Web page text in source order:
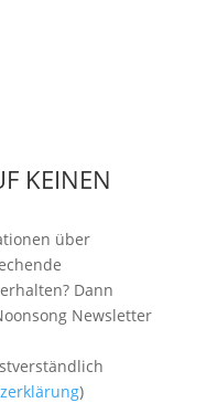
KEINEN
über
Dann
Newsletter
)